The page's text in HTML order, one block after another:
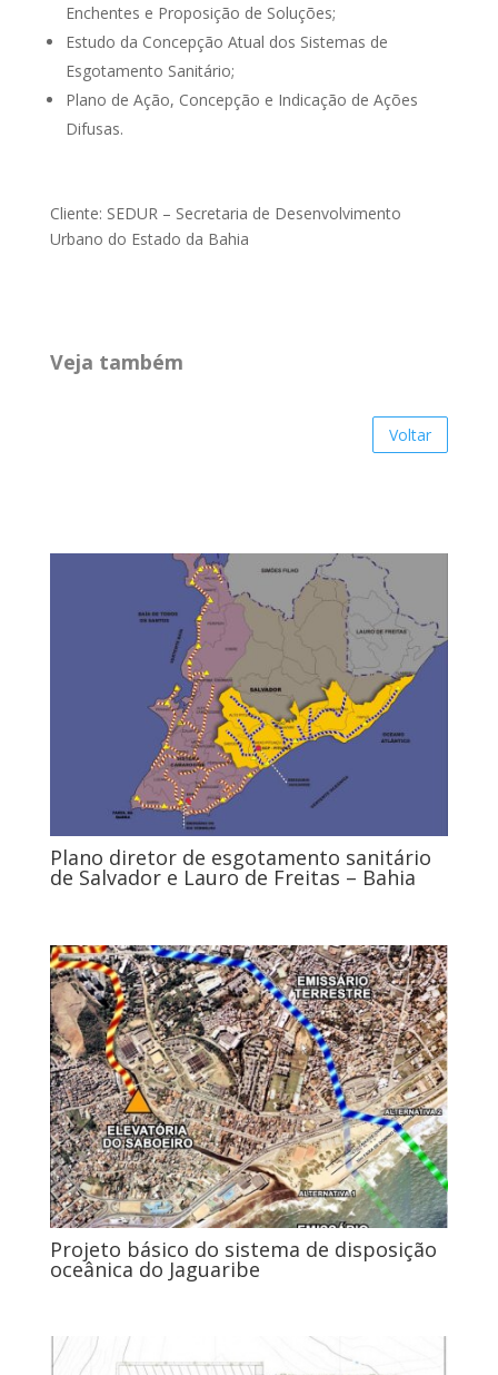
Enchentes e Proposição de Soluções;
Estudo da Concepção Atual dos Sistemas de
Esgotamento Sanitário;
Plano de Ação, Concepção e Indicação de Ações
Difusas.
Cliente: SEDUR – Secretaria de Desenvolvimento
Urbano do Estado da Bahia
Veja também
Voltar
Plano diretor de esgotamento sanitário
de Salvador e Lauro de Freitas – Bahia
Projeto básico do sistema de disposição
oceânica do Jaguaribe